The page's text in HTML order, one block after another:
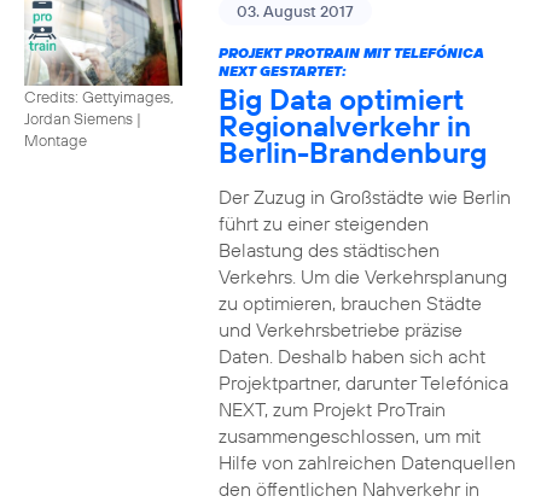
Credits: Gettyimages,
Jordan Siemens |
Montage
03. August 2017
PROJEKT PROTRAIN MIT TELEFÓNICA
NEXT GESTARTET:
Big Data optimiert
Regionalverkehr in
Berlin-Brandenburg
Der Zuzug in Großstädte wie Berlin
führt zu einer steigenden
Belastung des städtischen
Verkehrs. Um die Verkehrsplanung
zu optimieren, brauchen Städte
und Verkehrsbetriebe präzise
Daten. Deshalb haben sich acht
Projektpartner, darunter Telefónica
NEXT, zum Projekt ProTrain
zusammengeschlossen, um mit
Hilfe von zahlreichen Datenquellen
den öffentlichen Nahverkehr in